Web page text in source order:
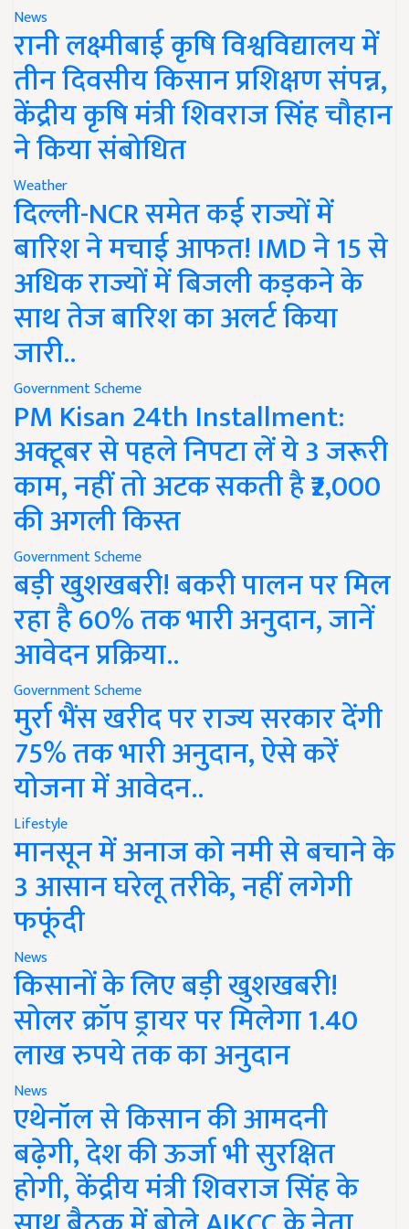
News
रानी लक्ष्मीबाई कृषि विश्वविद्यालय में
तीन दिवसीय किसान प्रशिक्षण संपन्न,
केंद्रीय कृषि मंत्री शिवराज सिंह चौहान
ने किया संबोधित
Weather
दिल्ली-NCR समेत कई राज्यों में
बारिश ने मचाई आफत! IMD ने 15 से
अधिक राज्यों में बिजली कड़कने के
साथ तेज बारिश का अलर्ट किया
जारी..
Government Scheme
PM Kisan 24th Installment:
अक्टूबर से पहले निपटा लें ये 3 जरूरी
काम, नहीं तो अटक सकती है ₹2,000
की अगली किस्त
Government Scheme
बड़ी खुशखबरी! बकरी पालन पर मिल
रहा है 60% तक भारी अनुदान, जानें
आवेदन प्रक्रिया..
Government Scheme
मुर्रा भैंस खरीद पर राज्य सरकार देंगी
75% तक भारी अनुदान, ऐसे करें
योजना में आवेदन..
Lifestyle
मानसून में अनाज को नमी से बचाने के
3 आसान घरेलू तरीके, नहीं लगेगी
फफूंदी
News
किसानों के लिए बड़ी खुशखबरी!
सोलर क्रॉप ड्रायर पर मिलेगा 1.40
लाख रुपये तक का अनुदान
News
एथेनॉल से किसान की आमदनी
बढ़ेगी, देश की ऊर्जा भी सुरक्षित
होगी, केंद्रीय मंत्री शिवराज सिंह के